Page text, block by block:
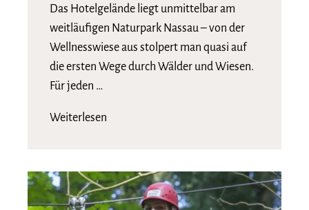
Das Hotelgelände liegt unmittelbar am
weitläufigen Naturpark Nassau – von der
Wellnesswiese aus stolpert man quasi auf
die ersten Wege durch Wälder und Wiesen.
Für jeden …
Weiterlesen